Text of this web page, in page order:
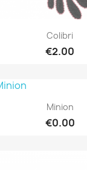
Quick view
Colibri
€2.00
Quick view
Minion
€0.00